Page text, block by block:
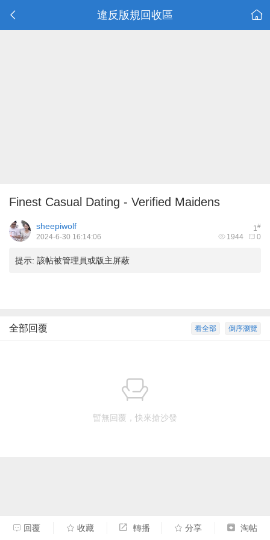
違反版規回收區
Finest Сasual Dating - Verified Maidens
1#
sheepiwolf
1944 0
2024-6-30 16:14:06
提示: 該帖被管理員或版主屏蔽
倒序瀏覽
看全部
全部回覆
暫無回覆，快來搶沙發
回覆 收藏 轉播 分享 淘帖